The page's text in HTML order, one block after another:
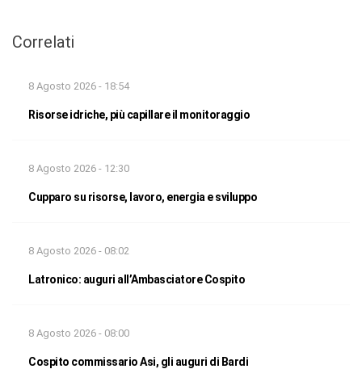
Correlati
8 Agosto 2026 - 18:54
Risorse idriche, più capillare il monitoraggio
8 Agosto 2026 - 12:30
Cupparo su risorse, lavoro, energia e sviluppo
8 Agosto 2026 - 08:02
Latronico: auguri all’Ambasciatore Cospito
8 Agosto 2026 - 08:00
Cospito commissario Asi, gli auguri di Bardi